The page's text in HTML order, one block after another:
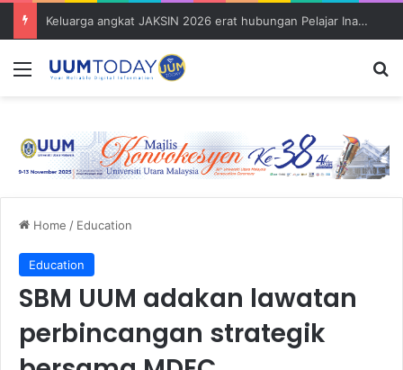
Sains Kuantitatif dan Sains Forensik: UUM–USM teroka kolaborasi penyelidikan strategik
Menu
Home / Education
Education
SBM UUM adakan lawatan
perbincangan strategik